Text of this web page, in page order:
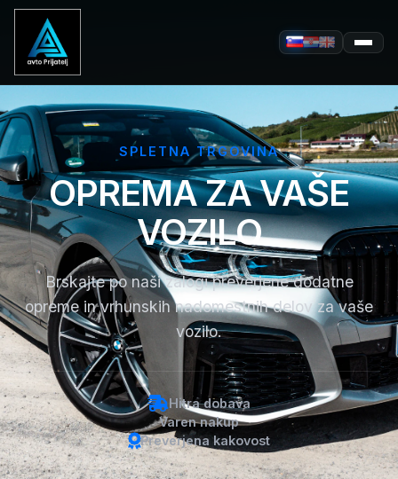
SPLETNA TRGOVINA
OPREMA ZA VAŠE
VOZILO
Brskajte po naši zalogi preverjene dodatne
opreme in vrhunskih nadomestnih delov za vaše
vozilo.
Hitra dobava
Varen nakup
Preverjena kakovost